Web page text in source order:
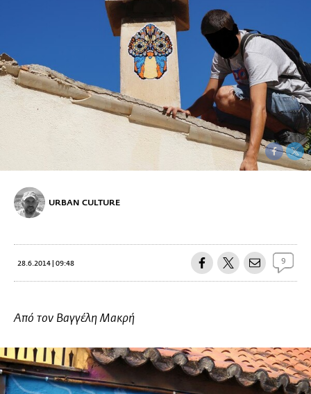
URBAN CULTURE
28.6.2014 | 09:48 9
Από τον Βαγγέλη Μακρή